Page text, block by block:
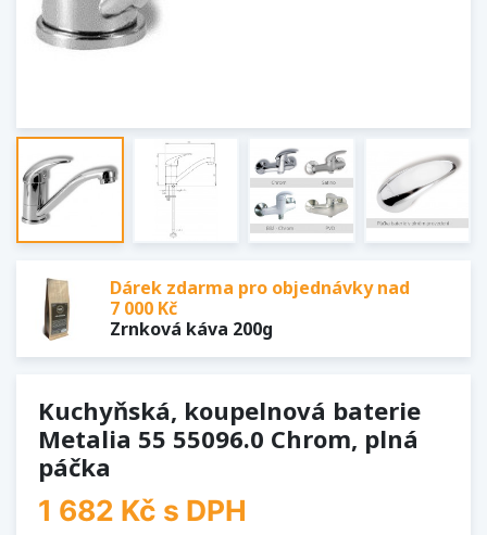
Dárek zdarma pro objednávky nad
7 000 Kč
Zrnková káva 200g
Kuchyňská, koupelnová baterie
Metalia 55 55096.0 Chrom, plná
páčka
1 682 Kč s DPH